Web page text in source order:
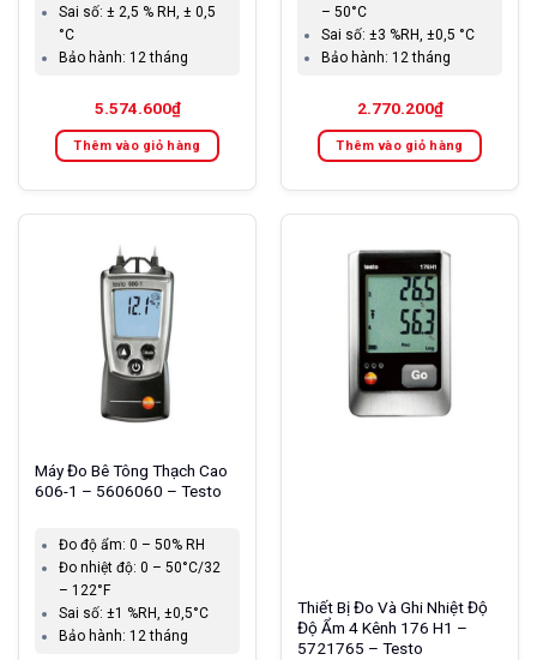
Sai số:± 2,5 % RH, ± 0,5
°C
Bảo hành: 12 tháng
5.574.600₫
Thêm vào giỏ hàng
– 50°C
Sai số: ±3 %RH, ±0,5 °C
Bảo hành: 12 tháng
2.770.200₫
Thêm vào giỏ hàng
Máy Đo Bê Tông Thạch Cao
606-1 – 5606060 – Testo
Đo độ ẩm: 0 – 50% RH
Đo nhiệt độ: 0 – 50°C/32
– 122°F
Sai số: ±1 %RH, ±0,5°C
Bảo hành: 12 tháng
Thiết Bị Đo Và Ghi Nhiệt Độ
Độ Ẩm 4 Kênh 176 H1 –
5721765 – Testo